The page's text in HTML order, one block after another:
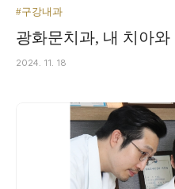
#구강내과
광화문치과, 내 치아
2024. 11. 18